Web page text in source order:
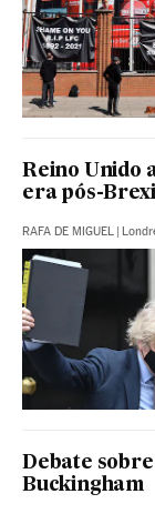
Reino Unido
era pós-
RAFA DE MIGUEL |
Debate
Buckingham